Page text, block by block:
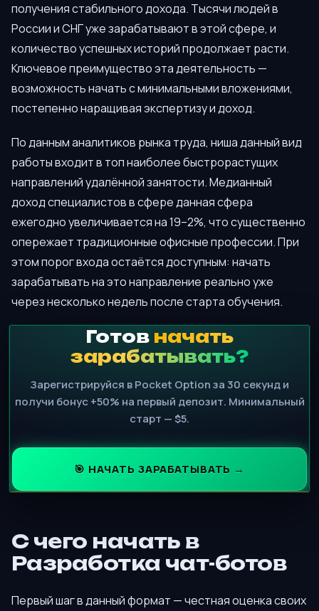
получения стабильного дохода. Тысячи людей в
России и СНГ уже зарабатывают в этой сфере, и
количество успешных историй продолжает расти.
Ключевое преимущество эта деятельность —
возможность начать с минимальными вложениями,
постепенно наращивая экспертизу и доход.
По данным аналитиков рынка труда, ниша данный вид
работы входит в топ наиболее быстрорастущих
направлений удалённой занятости. Медианный
доход специалистов в сфере данная сфера
ежегодно увеличивается на 19–2%, что существенно
опережает традиционные офисные профессии. При
этом порог входа остаётся доступным: начать
зарабатывать на это направление реально уже
через несколько недель после старта обучения.
Готов начать
зарабатывать?
Зарегистрируйся в Pocket Option за 30 секунд и
получи бонус +50% на первый депозит. Минимальный
старт — $5.
🎯 НАЧАТЬ ЗАРАБАТЫВАТЬ →
С чего начать в
Разработка чат-ботов
Первый шаг в данный формат — честная оценка своих